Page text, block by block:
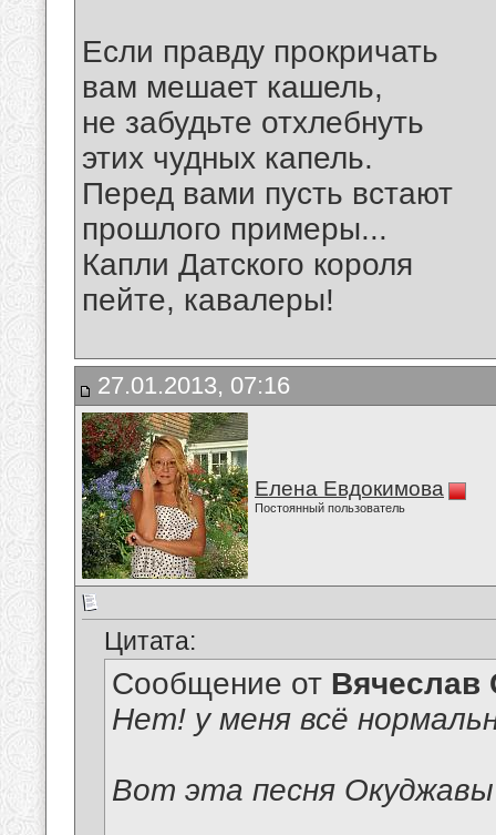
Если правду прокричать
вам мешает кашель,
не забудьте отхлебнуть
этих чудных капель.
Перед вами пусть встают
прошлого примеры...
Капли Датского короля
пейте, кавалеры!
27.01.2013, 07:16
Елена Евдокимова
Постоянный пользователь
Цитата:
Сообщение от Вячеслав
Нет! у меня всё
Вот эта песня